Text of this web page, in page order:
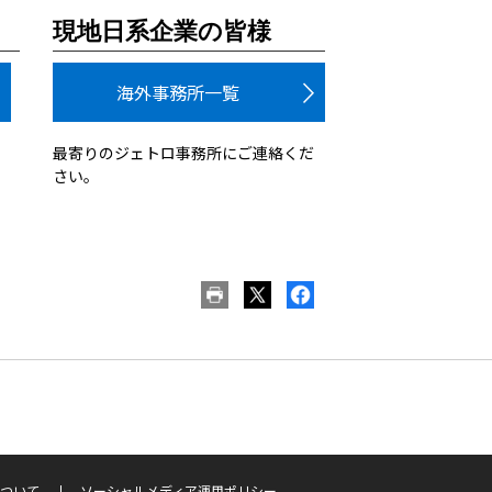
現地日系企業の皆様
海外事務所一覧
最寄りのジェトロ事務所にご連絡くだ
さい。